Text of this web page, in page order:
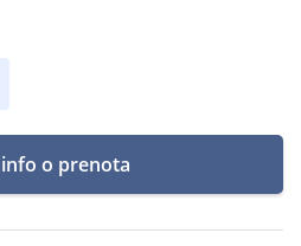
o prenota